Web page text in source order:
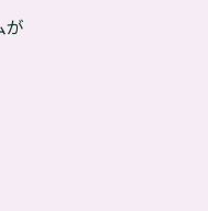
が